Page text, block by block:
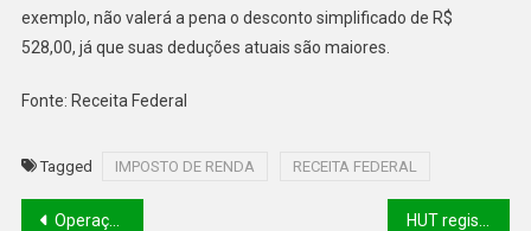
exemplo, não valerá a pena o desconto simplificado de R$
528,00, já que suas deduções atuais são maiores.
Fonte: Receita Federal
Tagged IMPOSTO DE RENDA RECEITA FEDERAL
Operação Carnaval da PRF registrou 21 acidentes com quatro mortes; 33 pessoas foram presas